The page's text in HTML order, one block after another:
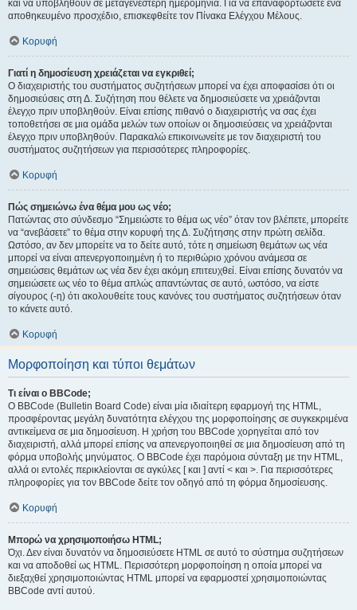
και να υποβληθούν σε μεταγενέστερη ημερομηνία. Για να επαναφορτώσετε ένα
αποθηκευμένο προσχέδιο, επισκεφθείτε τον Πίνακα Ελέγχου Μέλους.
Κορυφή
Γιατί η δημοσίευση χρειάζεται να εγκριθεί;
Ο διαχειριστής του συστήματος συζητήσεων μπορεί να έχει αποφασίσει ότι οι
δημοσιεύσεις στη Δ. Συζήτηση που θέλετε να δημοσιεύσετε να χρειάζονται
έλεγχο πριν υποβληθούν. Είναι επίσης πιθανό ο διαχειριστής να σας έχει
τοποθετήσει σε μια ομάδα μελών των οποίων οι δημοσιεύσεις να χρειάζονται
έλεγχο πριν υποβληθούν. Παρακαλώ επικοινωνείτε με τον διαχειριστή του
συστήματος συζητήσεων για περισσότερες πληροφορίες.
Κορυφή
Πώς σημειώνω ένα θέμα μου ως νέο;
Πατώντας στο σύνδεσμο “Σημειώστε το θέμα ως νέο” όταν τον βλέπετε, μπορείτε
να “ανεβάσετε” το θέμα στην κορυφή της Δ. Συζήτησης στην πρώτη σελίδα.
Ωστόσο, αν δεν μπορείτε να το δείτε αυτό, τότε η σημείωση θεμάτων ως νέα
μπορεί να είναι απενεργοποιημένη ή το περιθώριο χρόνου ανάμεσα σε
σημειώσεις θεμάτων ως νέα δεν έχει ακόμη επιτευχθεί. Είναι επίσης δυνατόν να
σημειώσετε ως νέο το θέμα απλώς απαντώντας σε αυτό, ωστόσο, να είστε
σίγουρος (-η) ότι ακολουθείτε τους κανόνες του συστήματος συζητήσεων όταν
το κάνετε αυτό.
Κορυφή
Μορφοποίηση και τύποι θεμάτων
Τι είναι ο BBCode;
Ο BBCode (Bulletin Board Code) είναι μία ιδιαίτερη εφαρμογή της HTML,
προσφέροντας μεγάλη δυνατότητα ελέγχου της μορφοποίησης σε συγκεκριμένα
αντικείμενα σε μια δημοσίευση. Η χρήση του BBCode χορηγείται από τον
διαχειριστή, αλλά μπορεί επίσης να απενεργοποιηθεί σε μια δημοσίευση από τη
φόρμα υποβολής μηνύματος. Ο BBCode έχει παρόμοια σύνταξη με την HTML,
αλλά οι εντολές περικλείονται σε αγκύλες [ και ] αντί < και >. Για περισσότερες
πληροφορίες για τον BBCode δείτε τον οδηγό από τη φόρμα δημοσίευσης.
Κορυφή
Μπορώ να χρησιμοποιήσω HTML;
Όχι. Δεν είναι δυνατόν να δημοσιεύσετε HTML σε αυτό το σύστημα συζητήσεων
και να αποδοθεί ως HTML. Περισσότερη μορφοποίηση η οποία μπορεί να
διεξαχθεί χρησιμοποιώντας HTML μπορεί να εφαρμοστεί χρησιμοποιώντας
BBCode αντί αυτού.